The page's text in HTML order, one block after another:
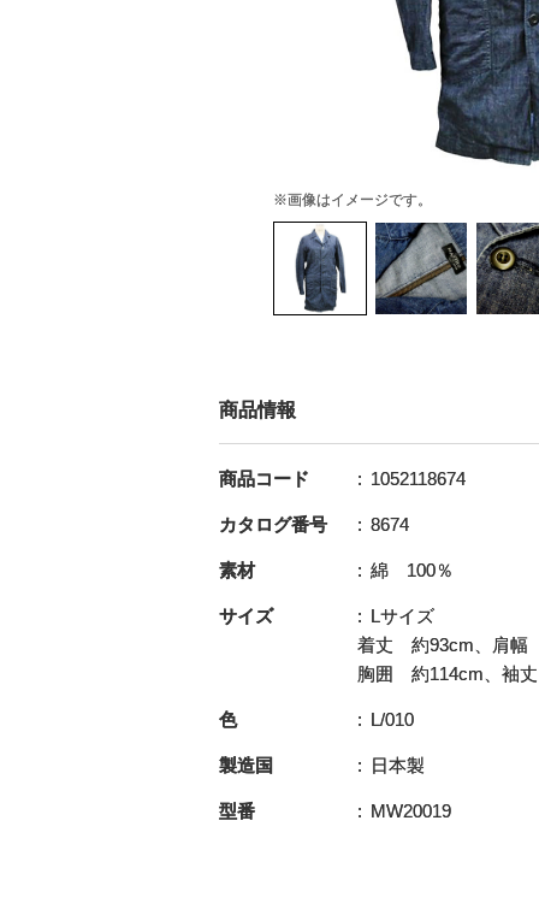
※画像はイメージです。
商品情報
商品コード 1052118674
カタログ番号 8674
素材 綿 100％
サイズ
Lサイズ
着丈 約93cm、肩幅
胸囲 約114cm、袖
色 L/010
製造国 日本製
型番 MW20019